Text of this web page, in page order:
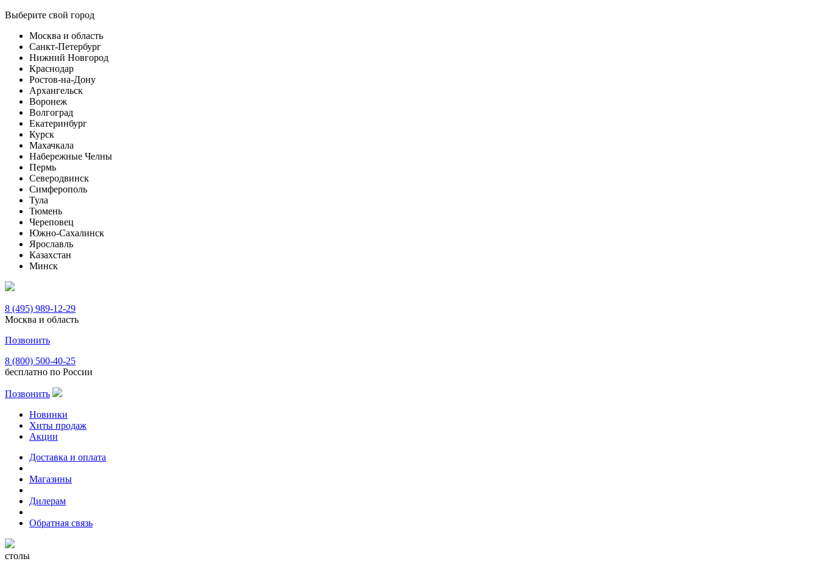
Выберите свой город
Москва и область
Санкт-Петербург
Нижний Новгород
Краснодар
Ростов-на-Дону
Архангельск
Воронеж
Волгоград
Екатеринбург
Курск
Махачкала
Набережные Челны
Пермь
Северодвинск
Симферополь
Тула
Тюмень
Череповец
Южно-Сахалинск
Ярославль
Казахстан
Минск
8 (495) 989-12-29
Москва и область
Позвонить
8 (800) 500-40-25
бесплатно по России
Позвонить
Новинки
Хиты продаж
Акции
Доставка и оплата
Магазины
Дилерам
Обратная связь
столы